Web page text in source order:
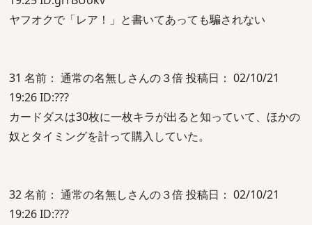
ヤフオクで「レア！」と書いてあっても騙されない
31 名前： 通常の名無しさんの３倍 投稿日： 02/10/21
19:26 ID:???
カードダスは30枚に一枚キラが出ると知っていて、ほかの
奴とタイミングを計って購入していた。
32 名前： 通常の名無しさんの３倍 投稿日： 02/10/21
19:26 ID:???